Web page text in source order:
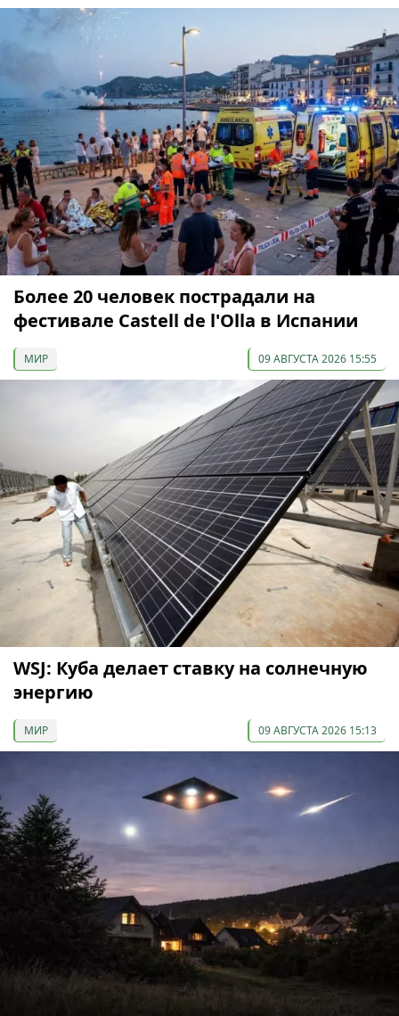
Более 20 человек пострадали на
фестивале Castell de l'Olla в Испании
МИР 09 АВГУСТА 2026 15:55
WSJ: Куба делает ставку на солнечную
энергию
МИР 09 АВГУСТА 2026 15:13